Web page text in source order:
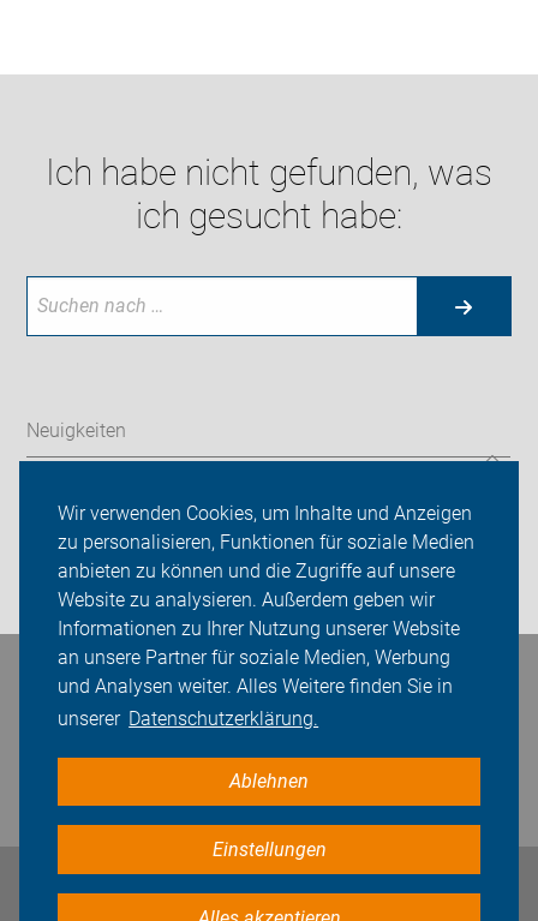
Wir verwenden Cookies, um Inhalte und Anzeigen
zu personalisieren, Funktionen für soziale Medien
anbieten zu können und die Zugriffe auf unsere
Website zu analysieren. Außerdem geben wir
Informationen zu Ihrer Nutzung unserer Website
an unsere Partner für soziale Medien, Werbung
und Analysen weiter. Alles Weitere finden Sie in
unserer Datenschutzerklärung.
Ablehnen
Einstellungen
Ich habe nicht gefunden, was
ich gesucht habe:
Neuigkeiten
Sei dabei
Login
Bleiben Sie in Kontakt